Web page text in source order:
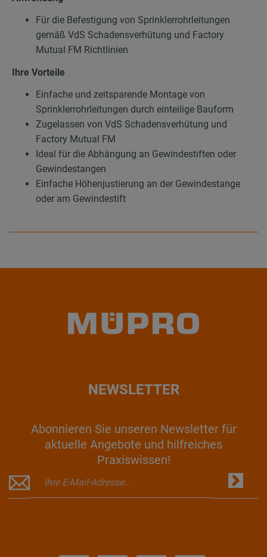
Für die Befestigung von Sprinklerrohrleitungen
gemäß VdS Schadensverhütung und Factory
Mutual FM Richtlinien
Ihre Vorteile
Einfache und zeitsparende Montage von
Sprinklerrohrleitungen durch einteilige Bauform
Zugelassen von VdS Schadensverhütung und
Factory Mutual FM
Ideal für die Abhängung an Gewindestiften oder
Gewindestangen
Einfache Höhenjustierung an der Gewindestange
oder am Gewindestift
NEWSLETTER
Abonnieren Sie unseren Newsletter für
aktuelle Angebote und hilfreiches
Praxiswissen!